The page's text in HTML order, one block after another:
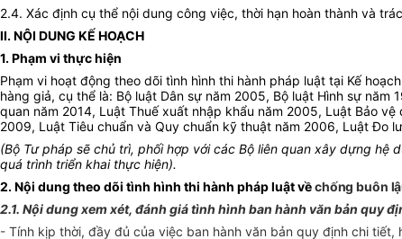
2.4. Xác định cụ thể nội dung công việc, thời hạn hoàn thành và
II. NỘI DUNG KẾ HOẠCH
1. Phạm vi thực hiện
Phạm vi hoạt động theo dõi tình hình thi hành pháp luật tại Kế
hàng giả, cụ thể là: Bộ luật Dân sự năm 2005, Bộ luật Hình sự
quan năm 2014, Luật Thuế xuất nhập khẩu năm 2005, Luật Bảo
2009, Luật Tiêu chuẩn và Quy chuẩn kỹ thuật năm 2006, Luật Đo
(Bộ Tư pháp sẽ chủ trì, phối hợp với các Bộ liên quan xây dựng
quá trình triển khai thực hiện).
2. Nội dung theo dõi tình hình thi hành pháp luật vềchống buôn
2.1. Nội dung xem xét, đánh giá tình hình ban hành văn bản quy
- Tính kịp thời, đầy đủ của việc ban hành văn bản quy định chi tiết,